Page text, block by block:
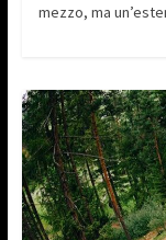
mezzo, ma